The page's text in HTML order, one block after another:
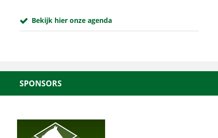
Bekijk hier onze agenda
SPONSORS